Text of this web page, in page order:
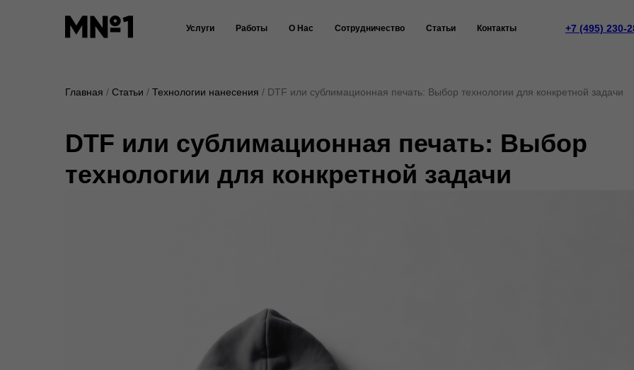
Услуги Работы О Нас Сотрудничество Статьи Контакты +7 (495) 230-
Главная Статьи Технологии нанесения DTF или сублимационная печать: Выбор технологии для конкретной задачи
DTF или сублимационная печать: Выбор
технологии для конкретной задачи